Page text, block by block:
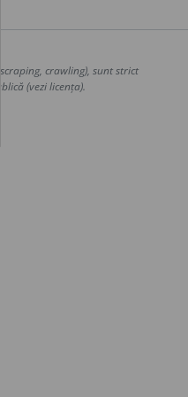
crawling), sunt strict
(vezi licența).